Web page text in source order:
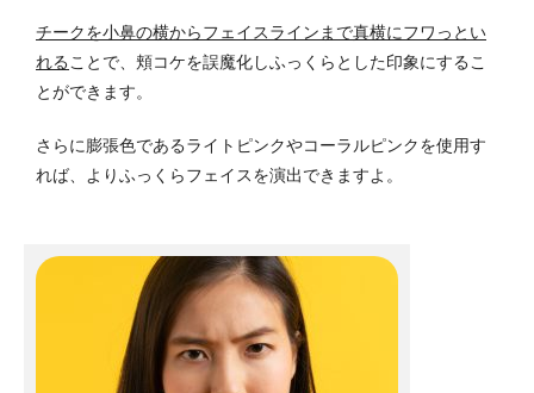
チークを小鼻の横からフェイスラインまで真横にフワっとい
れることで、頬コケを誤魔化しふっくらとした印象にするこ
とができます。
さらに膨張色であるライトピンクやコーラルピンクを使用す
れば、よりふっくらフェイスを演出できますよ。